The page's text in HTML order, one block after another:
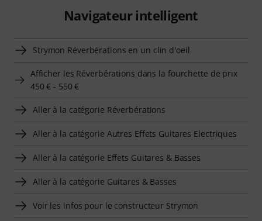
Navigateur intelligent
Strymon Réverbérations en un clin d'oeil
Afficher les Réverbérations dans la fourchette de prix
450 € - 550 €
Aller à la catégorie Réverbérations
Aller à la catégorie Autres Effets Guitares Electriques
Aller à la catégorie Effets Guitares & Basses
Aller à la catégorie Guitares & Basses
Voir les infos pour le constructeur Strymon